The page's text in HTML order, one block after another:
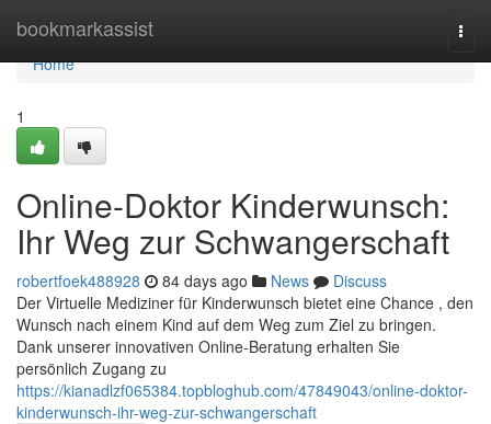
bookmarkassist
Home
Home
1
Online-Doktor Kinderwunsch:
Ihr Weg zur Schwangerschaft
robertfoek488928 84 days ago News
Discuss
Der Virtuelle Mediziner für Kinderwunsch bietet eine Chance , den
Wunsch nach einem Kind auf dem Weg zum Ziel zu bringen.
Dank unserer innovativen Online-Beratung erhalten Sie
persönlich Zugang zu
https://kianadlzf065384.topbloghub.com/47849043/online-doktor-
kinderwunsch-ihr-weg-zur-schwangerschaft